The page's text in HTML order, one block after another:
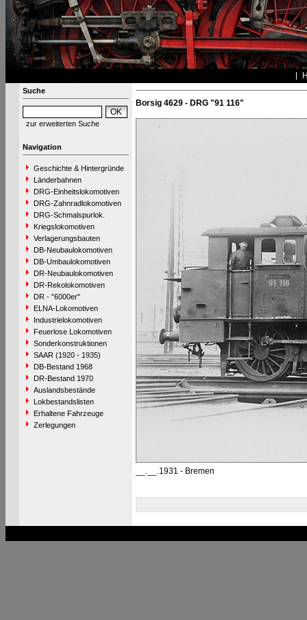
Suche
zur erweiterten Suche
Navigation
Geschichte & Hintergründe
Länderbahnen
DRG-Einheitslokomotiven
DRG-Zahnradlokomotiven
DRG-Schmalspurlok.
Kriegslokomotiven
Verlagerungsbauten
DB-Neubaulokomotiven
DB-Umbaulokomotiven
DR-Neubaulokomotiven
DR-Rekolokomotiven
DR - "6000er"
ELNA-Lokomotiven
Industrielokomotiven
Feuerlose Lokomotiven
Sonderkonstruktionen
SAAR (1920 - 1935)
DB-Bestand 1968
DR-Bestand 1970
Auslandsbestände
Lokbestandslisten
Erhaltene Fahrzeuge
Zerlegungen
Borsig 4629 - DRG "91 116"
__.__.1931 - Bremen